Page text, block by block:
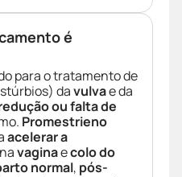
é
para o tratamento de
davulvae da
ou falta de
Promestrieno
acelerar a
vaginaecolo do
normal, pós-